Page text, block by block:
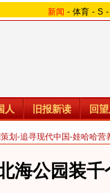
新闻 - 体育 - S -
人 旧报新读 回
划-追寻现代中国-娃哈哈营
海公园装